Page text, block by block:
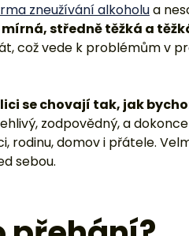
zneužívání alkoholua
středně těžká a
což vede k problémům v
se chovají tak, jak
zodpovědný, a
rodinu, domov i přátele.
sebou.